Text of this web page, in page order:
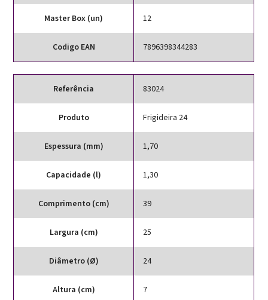
Master Box (un) 12
Codigo EAN 7896398344283
Referência 83024
Produto Frigideira 24
Espessura (mm) 1,70
Capacidade (l) 1,30
Comprimento (cm) 39
Largura (cm) 25
Diâmetro (Ø) 24
Altura (cm) 7